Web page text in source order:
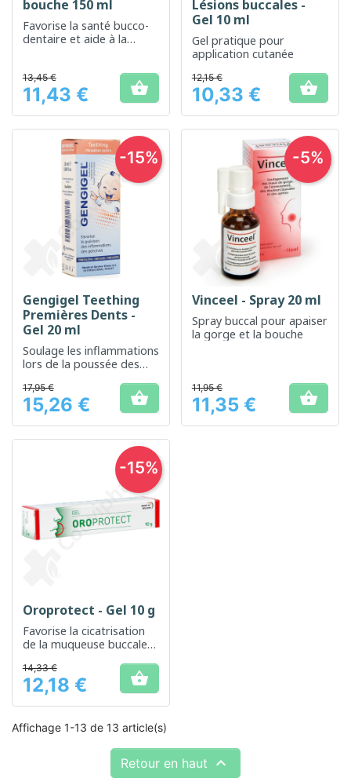
bouche 150 ml
Favorise la santé bucco-
dentaire et aide à la
Prix
13,45 €
11,43 € 
Lésions buccales -
Gel 10 ml
Gel pratique pour
application cutanée
Prix
12,15 €
10,33 € 
Gengigel Teething
Premières Dents -
Gel 20 ml
Soulage les inflammations
lors de la poussée des
Prix
17,95 €
15,26 € 
-15%
Vinceel - Spray 20 ml
Spray buccal pour apaiser
la gorge et la bouche
Prix
11,95 €
11,35 € 
-5%
Oroprotect - Gel 10 g
Favorise la cicatrisation
de la muqueuse buccale
Prix
14,33 €
12,18 € 
-15%
Affichage 1-13 de 13 article(s)
Retour en haut 